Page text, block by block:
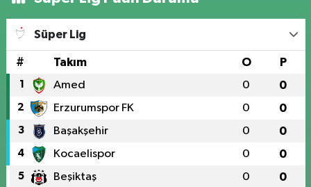
Süper Lig
# Takım O P
1 Amed 0 0
2 Erzurumspor FK 0 0
3 Başakşehir 0 0
4 Kocaelispor 0 0
5 Beşiktaş 0 0